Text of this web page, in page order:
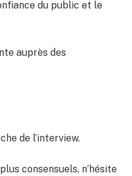
du public et le
auprès des
de l’interview.
consensuels, n’hésite